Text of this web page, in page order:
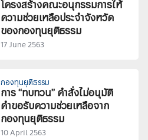
โครงสร้างคณะอนุกรรมการให้
ความช่วยเหลือประจำจังหวัด
ของกองทุนยุติธรรม
17 June 2563
กองทุนยุติธรรม
การ “ทบทวน” คำสั่งไม่อนุมัติ
คำขอรับความช่วยเหลือจาก
กองทุนยุติธรรม
10 April 2563